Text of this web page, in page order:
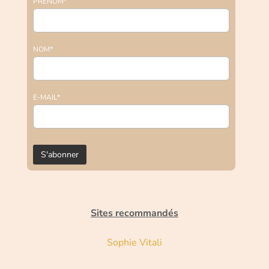
NOM*
E-MAIL*
Sites recommandés
Sophie Vitali